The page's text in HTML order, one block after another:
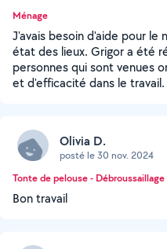
Ménage
J'avais besoin d'aide pour
état des lieux. Grigor a été
personnes qui sont venues
et d'efficacité dans le travail.
Olivia D.
posté le 30 nov. 2024
Tonte de pelouse - Débroussaillage
Bon travail